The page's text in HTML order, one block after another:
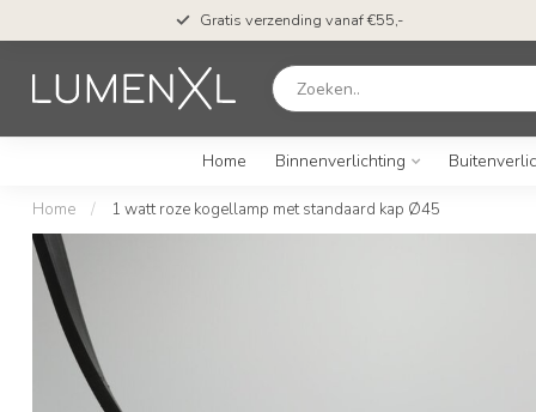
Gratis verzending vanaf €55,-
Home Binnenverlichting
Home / 1 watt roze kogellamp met standaard kap Ø45